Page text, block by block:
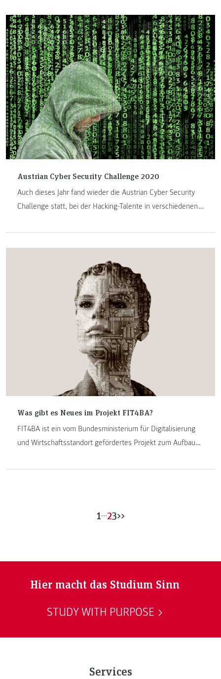
niemand ahnen, dass ein experimentelles Netzwerk mit
gerade mal vier Rechnern zu diesem globalen Netzwerk
wurde, das mit seinen Diensten und Technologien
praktisch jeden Bereich des modernen Lebens beeinflusst.
Austrian Cyber Security Challenge 2020
Auch dieses Jahr fand wieder die Austrian Cyber Security
Challenge statt, bei der Hacking-Talente in verschiedenen
Absolventen sowie Lehrende den Weg ins Finales
erkämpfen. Im virtuellen Finale waren erneut
Teilnehmerinnen und Teilnehmer der FH JOANNEUM
Was gibt es Neues im Projekt FIT4BA?
FIT4BA ist ein vom Bundesministerium für Digitalisierung
und Wirtschaftsstandort gefördertes Projekt zum Aufbau
1...23>>
Hier macht das Studium Sinn
STUDY WITH PURPOSE
Services